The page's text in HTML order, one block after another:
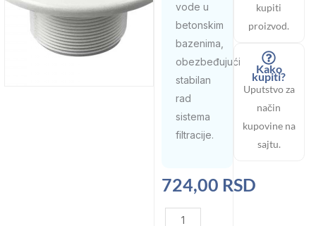
vode u
betonskim
bazenima,
obezbeđujući
stabilan
rad
sistema
filtracije.
724,00 RSD
Mlaznica
kupiti
proizvod.
Kako
kupiti?
Uputstvo za
način
kupovine na
sajtu.